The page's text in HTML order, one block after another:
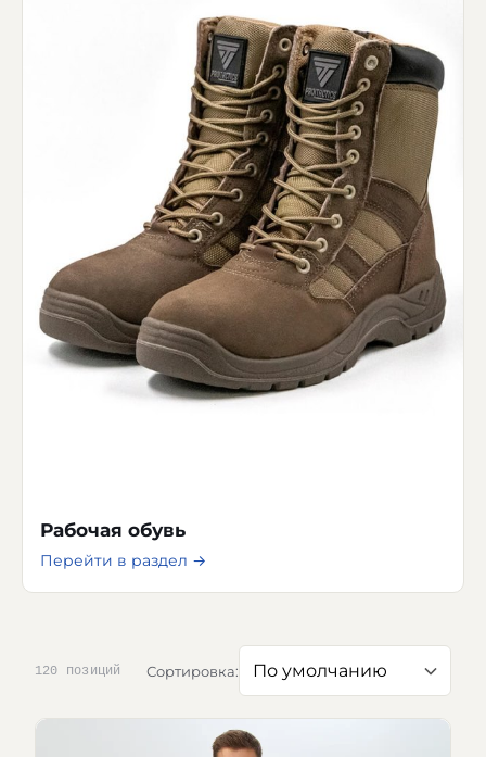
Рабочая обувь
Перейти в раздел →
120 позиций Сортировка: